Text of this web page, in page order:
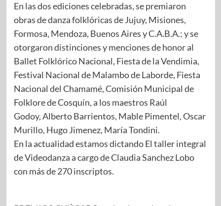
En las dos ediciones celebradas, se premiaron
obras de danza folklóricas de Jujuy, Misiones,
Formosa, Mendoza, Buenos Aires y C.A.B.A.; y se
otorgaron distinciones y menciones de honor al
Ballet Folklórico Nacional, Fiesta de la Vendimia,
Festival Nacional de Malambo de Laborde, Fiesta
Nacional del Chamamé, Comisión Municipal de
Folklore de Cosquín, a los maestros Raúl
Godoy, Alberto Barrientos, Mable Pimentel, Oscar
Murillo, Hugo Jimenez, María Tondini.
En la actualidad estamos dictando El taller integral
de Videodanza a cargo de Claudia Sanchez Lobo
con más de 270 inscriptos.